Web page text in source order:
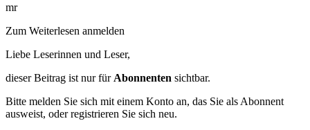
mr
Zum Weiterlesen anmelden
Liebe Leserinnen und Leser,
dieser Beitrag ist nur für Abonnenten sichtbar.
Bitte melden Sie sich mit einem Konto an, das Sie als Abonnent
ausweist, oder registrieren Sie sich neu.